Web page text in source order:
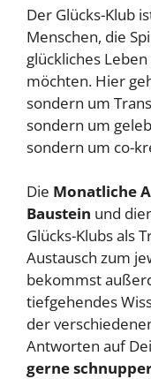
Der Glücks-Klub
Menschen, die
glückliches
möchten. Hier
sondern um
sondern um
sondern um co-
Die Monatliche
Baustein und
Glücks-Klubs als
Austausch zum
bekommst
tiefgehendes
der
Antworten auf
gerne